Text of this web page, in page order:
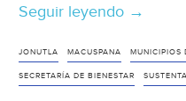
Seguir leyendo Tabasco:
3
millones
→
JONUTLA MACUSPANA MUNICIPIOS
SECRETARÍA DE BIENESTAR